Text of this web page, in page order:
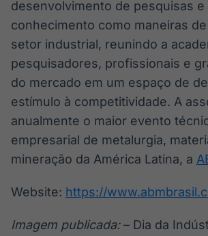
desenvolvimento de pesquisas e
conhecimento como maneiras
setor industrial, reunindo a
pesquisadores, profissionais e
do mercado em um espaço de
estímulo à competitividade. A
anualmente o maior evento
empresarial de metalurgia,
mineração da América Latina, a
Website: https://
Imagem publicada:– Dia da